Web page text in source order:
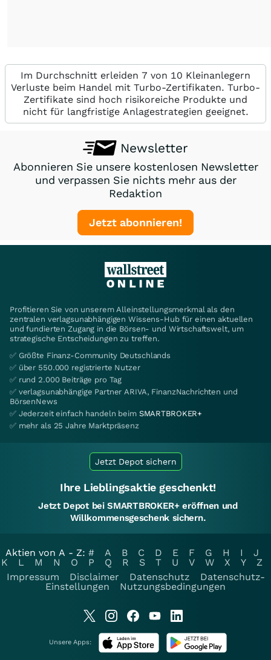
Im Durchschnitt erleiden 7 von 10 Kleinanlegern
Verluste beim Handel mit Turbo-Zertifikaten. Turbo-
Zertifikate sind hoch risikoreiche Produkte und
nicht für langfristige Anlagestrategien geeignet.
Newsletter
Abonnieren Sie unsere kostenlosen Newsletter
und verpassen Sie nichts mehr aus der
Redaktion
Jetzt abonnieren!
Profitieren Sie von unserem Alleinstellungsmerkmal als den
zentralen verlagsunabhängigen Wissens-Hub für einen aktuellen
und fundierten Zugang in die Börsen- und Wirtschaftswelt, um
strategische Entscheidungen zu treffen.
✅ Größte Finanz-Community Deutschlands
✅ über 550.000 registrierte Nutzer
✅ rund 2.000 Beiträge pro Tag
✅ verlagsunabhängige Partner ARIVA, FinanzNachrichten und
BörsenNews
✅ Jederzeit einfach handeln beim SMARTBROKER+
✅ mehr als 25 Jahre Marktpräsenz
Jetzt Depot sichern
Ihre Lieblingsaktie geschenkt!
Jetzt Depot bei SMARTBROKER+ eröffnen und
Willkommensgeschenk sichern.
Aktien von A - Z: # A B C D E F G H I
J
K
L M N O P Q R S T U V W X Y
Z
Impressum
Disclaimer Datenschutz
Datenschutz-
Einstellungen
Nutzungsbedingungen
Unsere Apps: